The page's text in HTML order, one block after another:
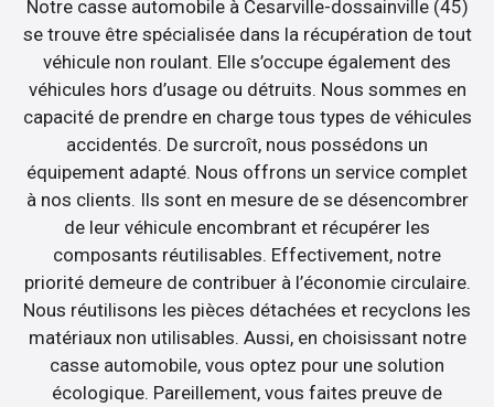
Notre casse automobile à Cesarville-dossainville (45)
se trouve être spécialisée dans la récupération de tout
véhicule non roulant. Elle s’occupe également des
véhicules hors d’usage ou détruits. Nous sommes en
capacité de prendre en charge tous types de véhicules
accidentés. De surcroît, nous possédons un
équipement adapté. Nous offrons un service complet
à nos clients. Ils sont en mesure de se désencombrer
de leur véhicule encombrant et récupérer les
composants réutilisables. Effectivement, notre
priorité demeure de contribuer à l’économie circulaire.
Nous réutilisons les pièces détachées et recyclons les
matériaux non utilisables. Aussi, en choisissant notre
casse automobile, vous optez pour une solution
écologique. Pareillement, vous faites preuve de